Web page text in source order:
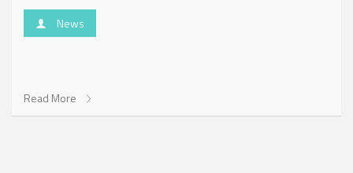
News
Read More